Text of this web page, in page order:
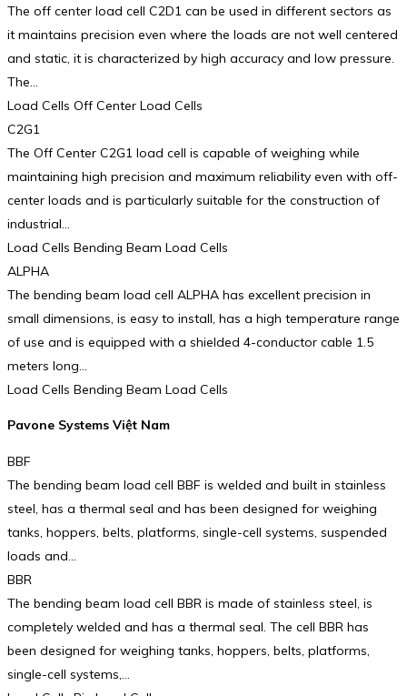
The off center load cell C2D1 can be used in different sectors as
it maintains precision even where the loads are not well centered
and static, it is characterized by high accuracy and low pressure.
The…
Load Cells Off Center Load Cells
C2G1
The Off Center C2G1 load cell is capable of weighing while
maintaining high precision and maximum reliability even with off-
center loads and is particularly suitable for the construction of
industrial…
Load Cells Bending Beam Load Cells
ALPHA
The bending beam load cell ALPHA has excellent precision in
small dimensions, is easy to install, has a high temperature range
of use and is equipped with a shielded 4-conductor cable 1.5
meters long…
Load Cells Bending Beam Load Cells
Pavone Systems Việt Nam
BBF
The bending beam load cell BBF is welded and built in stainless
steel, has a thermal seal and has been designed for weighing
tanks, hoppers, belts, platforms, single-cell systems, suspended
loads and…
BBR
The bending beam load cell BBR is made of stainless steel, is
completely welded and has a thermal seal. The cell BBR has
been designed for weighing tanks, hoppers, belts, platforms,
single-cell systems,…